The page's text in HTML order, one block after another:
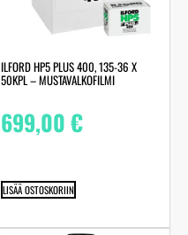
ILFORD HP5 PLUS 400, 135-36 X
50KPL – MUSTAVALKOFILMI
699,00€
LISÄÄ OSTOSKORIIN